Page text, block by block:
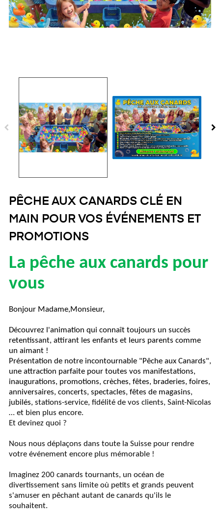
PÊCHE AUX CANARDS CLÉ EN
MAIN POUR VOS ÉVÉNEMENTS ET
PROMOTIONS
La pêche aux canards pour
vous
Bonjour Madame,Monsieur,
Découvrez l'animation qui connaît toujours un succès
retentissant, attirant les enfants et leurs parents comme
un aimant !
Présentation de notre incontournable "Pêche aux Canards",
une attraction parfaite pour toutes vos manifestations,
inaugurations, promotions, crèches, fêtes, braderies, foires,
anniversaires, concerts, spectacles, fêtes de magasins,
jubilés, stations-service, fidélité de vos clients, Saint-Nicolas
… et bien plus encore.
Et devinez quoi ?
Nous nous déplaçons dans toute la Suisse pour rendre
votre événement encore plus mémorable !
Imaginez 200 canards tournants, un océan de
divertissement sans limite où petits et grands peuvent
s'amuser en pêchant autant de canards qu'ils le
souhaitent.